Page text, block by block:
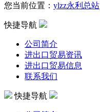
您当前位置： ylzz永利总站
快捷导航
公司简介
进出口贸易资讯
进出口贸易信息
联系我们
快捷导航